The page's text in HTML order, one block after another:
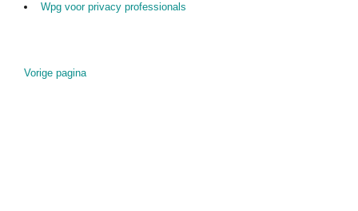
Wpg voor privacy professionals
Vorige pagina